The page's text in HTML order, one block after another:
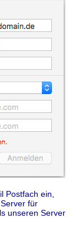
Postfach ein,
für
unseren Server